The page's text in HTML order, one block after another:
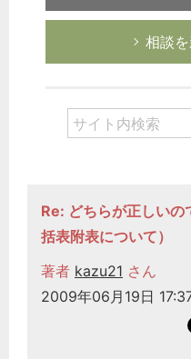
相談
Re: どちらが正しい
括表附表について）
著者 kazu21 さん
2009年06月19日